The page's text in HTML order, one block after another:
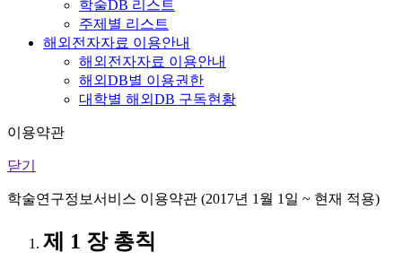
학술DB 리스트
주제별 리스트
해외전자자료 이용안내
해외전자자료 이용안내
해외DB별 이용권한
대학별 해외DB 구독현황
이용약관
닫기
학술연구정보서비스 이용약관 (2017년 1월 1일 ~ 현재 적용)
제 1 장 총칙